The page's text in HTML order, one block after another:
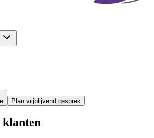
Plan vrijblijvend gesprek
klanten